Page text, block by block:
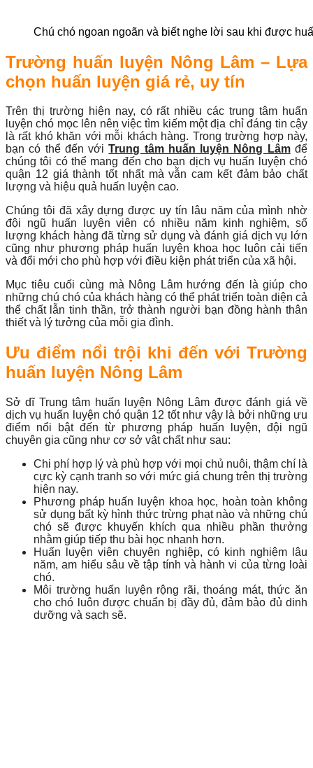
Chú chó ngoan ngoãn và biết nghe lời sau khi được
Trường huấn luyện Nông Lâm – Lựa
chọn huấn luyện giá rẻ, uy tín
Trên thị trường hiện nay, có rất nhiều các trung tâm huấn
luyện chó mọc lên nên việc tìm kiếm một địa chỉ đáng tin cậy
là rất khó khăn với mỗi khách hàng. Trong trường hợp này,
bạn có thể đến vớiTrung tâm huấn luyện Nông Lâmđể
chúng tôi có thể mang đến cho bạn dịch vụ huấn luyện chó
quận 12 giá thành tốt nhất mà vẫn cam kết đảm bảo chất
lượng và hiệu quả huấn luyện cao.
Chúng tôi đã xây dựng được uy tín lâu năm của mình nhờ
đội ngũ huấn luyện viên có nhiều năm kinh nghiệm, số
lượng khách hàng đã từng sử dụng và đánh giá dịch vụ lớn
cũng như phương pháp huấn luyện khoa học luôn cải tiến
và đổi mới cho phù hợp với điều kiện phát triển của xã hội.
Mục tiêu cuối cùng mà Nông Lâm hướng đến là giúp cho
những chú chó của khách hàng có thể phát triển toàn diện cả
thể chất lẫn tinh thần, trở thành người bạn đồng hành thân
thiết và lý tưởng của mỗi gia đình.
Ưu điểm nổi trội khi đến với Trường
huấn luyện Nông Lâm
Sở dĩ Trung tâm huấn luyện Nông Lâm được đánh giá về
dịch vụ huấn luyện chó quận 12 tốt như vậy là bởi những ưu
điểm nổi bật đến từ phương pháp huấn luyện, đội ngũ
chuyên gia cũng như cơ sở vật chất như sau:
Chi phí hợp lý và phù hợp với mọi chủ nuôi, thậm chí là
cực kỳ cạnh tranh so với mức giá chung trên thị trường
hiện nay.
Phương pháp huấn luyện khoa học, hoàn toàn không
sử dụng bất kỳ hình thức trừng phạt nào và những chú
chó sẽ được khuyến khích qua nhiều phần thưởng
nhằm giúp tiếp thu bài học nhanh hơn.
Huấn luyện viên chuyên nghiệp, có kinh nghiệm lâu
năm, am hiểu sâu về tập tính và hành vi của từng loài
chó.
Môi trường huấn luyện rộng rãi, thoáng mát, thức ăn
cho chó luôn được chuẩn bị đầy đủ, đảm bảo đủ dinh
dưỡng và sạch sẽ.